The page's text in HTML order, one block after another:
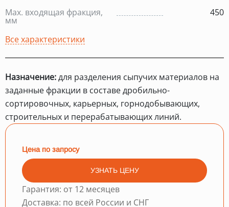
Max. входящая фракция,
мм
450
Все характеристики
Назначение:для разделения сыпучих материалов на
заданные фракции в составе дробильно-
сортировочных, карьерных, горнодобывающих,
строительных и перерабатывающих линий.
Цена по запросу
УЗНАТЬ ЦЕНУ
Гарантия: от 12 месяцев
Доставка: по всей России и СНГ